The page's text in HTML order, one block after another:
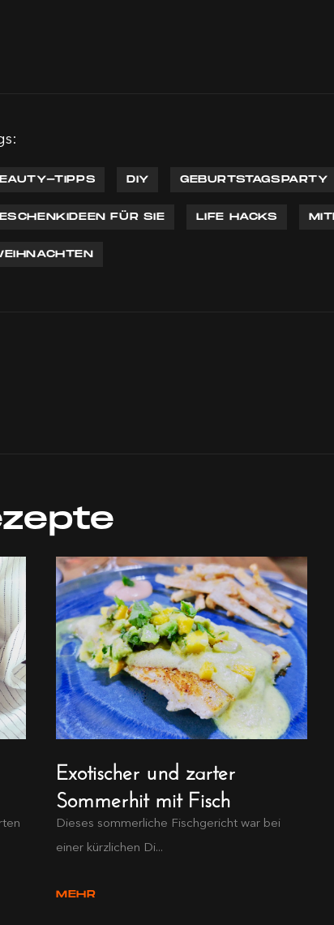
TIPPS DIY GEBURTSTAGSPARTY
FÜR SIE LIFE HACKS
Exotischer und zarter
Sommerhit mit Fisch
Dieses sommerliche Fischgericht war bei
einer kürzlichen Di...
MEHR